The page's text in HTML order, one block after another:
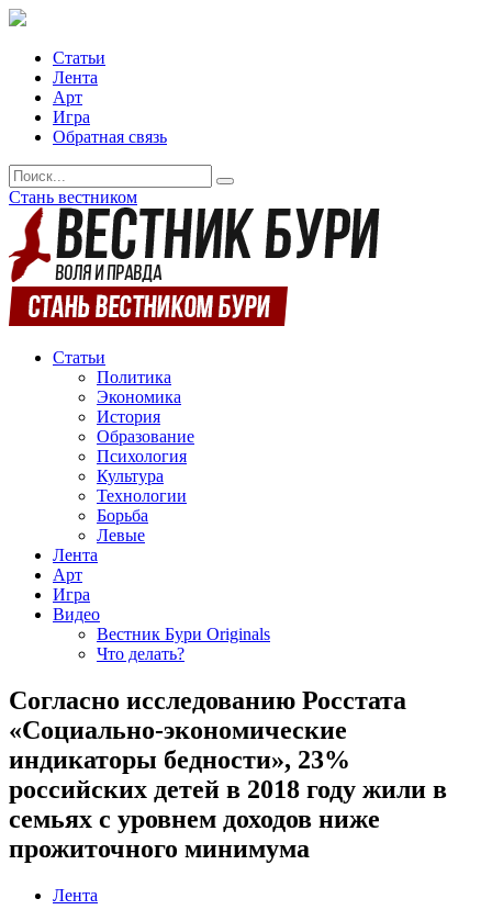
Статьи
Лента
Арт
Игра
Обратная связь
Стань вестником
Статьи
Политика
Экономика
История
Образование
Психология
Культура
Технологии
Борьба
Левые
Лента
Арт
Игра
Видео
Вестник Бури Originals
Что делать?
Согласно исследованию Росстата
«Социально-экономические
индикаторы бедности», 23%
российских детей в 2018 году жили в
семьях с уровнем доходов ниже
прожиточного минимума
Лента